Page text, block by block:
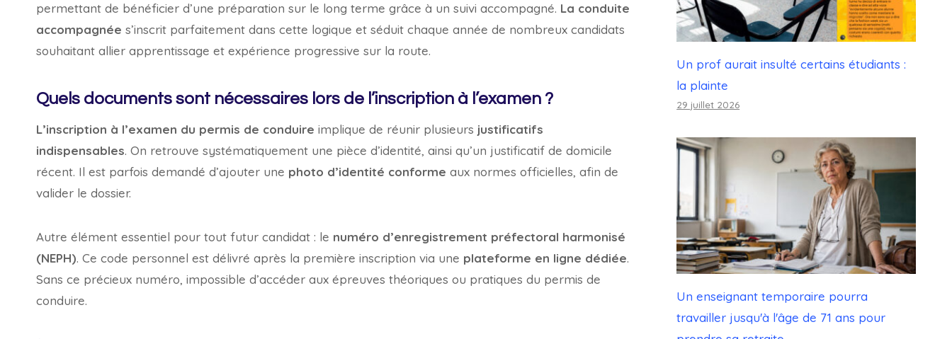
permettant de bénéficier d’une préparation sur le long terme grâce à un suivi accompagné. La conduite
accompagnée s’inscrit parfaitement dans cette logique et séduit chaque année de nombreux candidats
souhaitant allier apprentissage et expérience progressive sur la route.
Quels documents sont nécessaires lors de l’inscription à l’examen ?
L’inscription à l’examen du permis de conduire implique de réunir plusieurs justificatifs
indispensables. On retrouve systématiquement une pièce d’identité, ainsi qu’un justificatif de domicile
récent. Il est parfois demandé d’ajouter une photo d’identité conforme aux normes officielles, afin de
valider le dossier.
Autre élément essentiel pour tout futur candidat : le numéro d’enregistrement préfectoral harmonisé
(NEPH). Ce code personnel est délivré après la première inscription via une plateforme en ligne dédiée.
Sans ce précieux numéro, impossible d’accéder aux épreuves théoriques ou pratiques du permis de
conduire.
Un prof aurait insulté certains étudiants :
la plainte
29 juillet 2026
Un enseignant temporaire pourra
travailler jusqu'à l'âge de 71 ans pour